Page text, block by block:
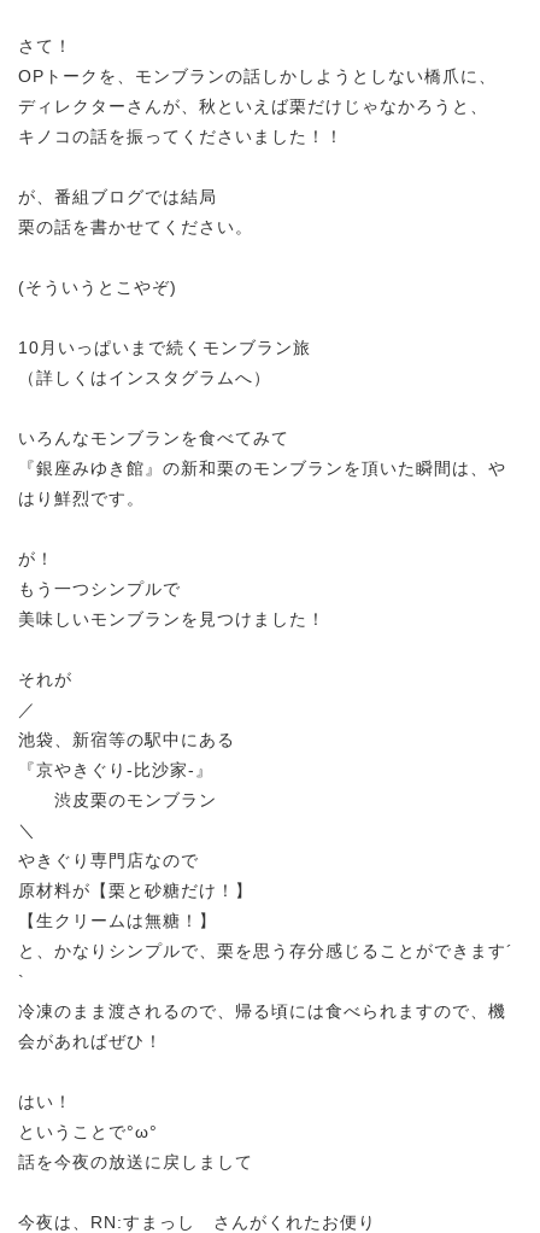
さて！
OPトークを、モンブランの話しかしようとしない橋爪に、
ディレクターさんが、秋といえば栗だけじゃなかろうと、
キノコの話を振ってくださいました！！
が、番組ブログでは結局
栗の話を書かせてください。
(そういうとこやぞ)
10月いっぱいまで続くモンブラン旅
（詳しくはインスタグラムへ）
いろんなモンブランを食べてみて
『銀座みゆき館』の新和栗のモンブランを頂いた瞬間は、や
はり鮮烈です。
が！
もう一つシンプルで
美味しいモンブランを見つけました！
それが
／
池袋、新宿等の駅中にある
『京やきぐり-比沙家-』
渋皮栗のモンブラン
＼
やきぐり専門店なので
原材料が【栗と砂糖だけ！】
【生クリームは無糖！】
と、かなりシンプルで、栗を思う存分感じることができます´
`
冷凍のまま渡されるので、帰る頃には食べられますので、機
会があればぜひ！
はい！
ということで°ω°
話を今夜の放送に戻しまして
今夜は、RN:すまっし さんがくれたお便り